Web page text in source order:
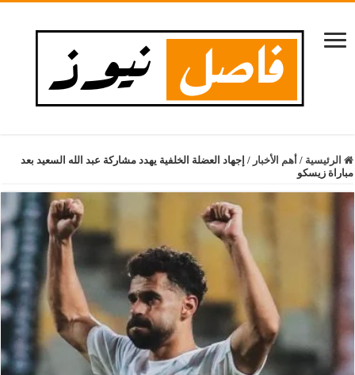
الرئيسية / أهم الأخبار / إجهاد العضلة الخلفية يهدد مشاركة عبد الله السعيد بعد
مباراة زيسكو